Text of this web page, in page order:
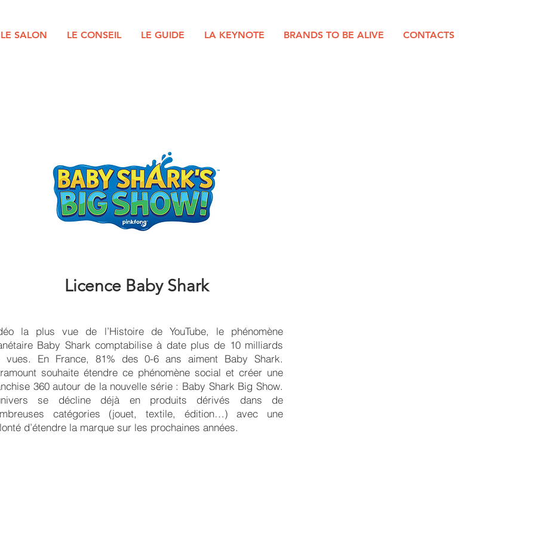
LE SALON LE CONSEIL LE GUIDE LA KEYNOTE BRANDS TO BE ALIVE CONTACTS
Licence Baby Shark
la plus vue de l’Histoire de YouTube, le phénomène
Baby Shark comptabilise à date plus de 10 milliards
vues. En France, 81% des 0-6 ans aiment Baby Shark.
souhaite étendre ce phénomène social et créer une
360 autour de la nouvelle série : Baby Shark Big Show.
se décline déjà en produits dérivés dans de
catégories (jouet, textile, édition…) avec une
d’étendre la marque sur les prochaines années.